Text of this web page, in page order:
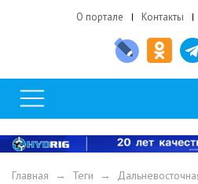
О портале Контакты
Главная → Теги →